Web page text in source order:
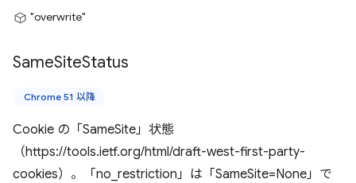
"overwrite"
SameSiteStatus
Chrome 51 以降
Cookie の「SameSite」状態
（https://tools.ietf.org/html/draft-west-first-party-
cookies）。「no_restriction」は「SameSite=None」で